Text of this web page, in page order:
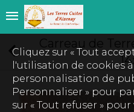
Cliquez sur « Tout
l'utilisation de cookies à
personnalisation de
Personnaliser » pour
sur « Tout refuser »